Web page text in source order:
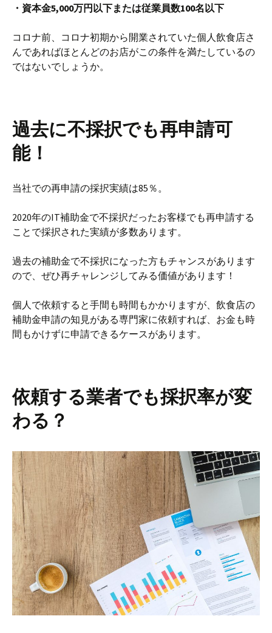
・資本金5,000万円以下または従業員数100名以下
コロナ前、コロナ初期から開業されていた個人飲食店さ
んであればほとんどのお店がこの条件を満たしているの
ではないでしょうか。
過去に不採択でも再申請可
能！
当社での再申請の採択実績は85％。
2020年のIT補助金で不採択だったお客様でも再申請する
ことで採択された実績が多数あります。
過去の補助金で不採択になった方もチャンスがあります
ので、ぜひ再チャレンジしてみる価値があります！
個人で依頼すると手間も時間もかかりますが、飲食店の
補助金申請の知見がある専門家に依頼すれば、お金も時
間もかけずに申請できるケースがあります。
依頼する業者でも採択率が変
わる？